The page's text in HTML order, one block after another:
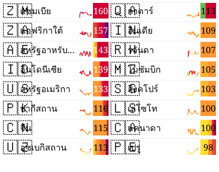
🇿🇲 160
แซมเบีย
🇿🇦 157
แอฟริกาใต้
🇦🇪 143
สหรัฐอาหรับเอมิเรตส์
🇮🇩 139
อินโดนีเซีย
🇺🇸 133
สหรัฐอเมริกา
🇵🇰 116
ปากีสถาน
🇨🇳 115
จีน
🇺🇿 113
อุซเบกิสถาน
🇶🇦 113
กาตาร์
🇮🇳 109
อินเดีย
🇷🇼 107
รวันดา
🇲🇿 105
โมซัมบิก
🇸🇬 103
สิงคโปร์
🇱🇸 100
เลโซโท
🇨🇦 100
แคนาดา
🇵🇪 98
เปรู